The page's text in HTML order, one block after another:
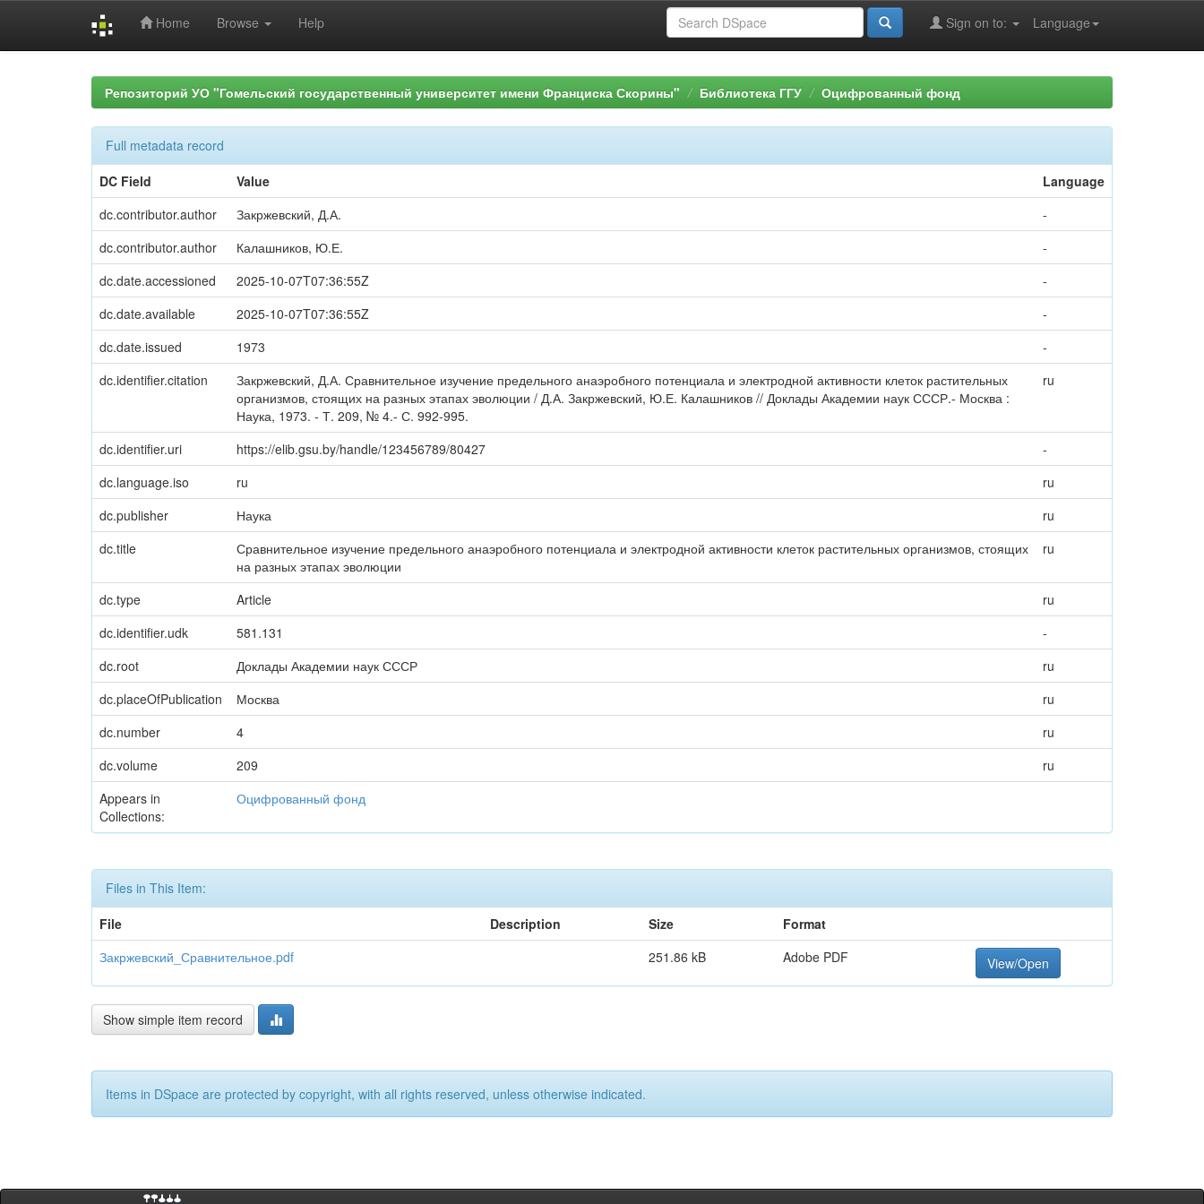
Home Browse Help Language
Sign on to:
Репозиторий УО "Гомельский государственный университет имени Франциска Скорины" Библиотека ГГУ Оцифрованный фонд
Full metadata record
DC Field
Value
Language
dc.contributor.author
Закржевский, Д.А.
-
dc.contributor.author
Калашников, Ю.Е.
-
dc.date.accessioned
2025-10-07T07:36:55Z
-
dc.date.available
2025-10-07T07:36:55Z
-
dc.date.issued
1973
-
dc.identifier.citation
Закржевский, Д.А. Сравнительное изучение предельного анаэробного потенциала и электродной активности клеток растительных
организмов, стоящих на разных этапах эволюции / Д.А. Закржевский, Ю.Е. Калашников // Доклады Академии наук СССР.- Москва :
Наука, 1973. - Т. 209, № 4.- С. 992-995.
ru
dc.identifier.uri https://elib.gsu.by/handle/123456789/80427
-
dc.language.iso
ru
ru
dc.publisher
Наука
ru
dc.title
Сравнительное изучение предельного анаэробного потенциала и электродной активности клеток растительных организмов, стоящих
на разных этапах эволюции
ru
dc.type Article
ru
dc.identifier.udk
581.131
-
dc.root
Доклады Академии наук СССР
ru
dc.placeOfPublication
Москва
ru
dc.number
4
ru
dc.volume
209
ru
Appears in
Collections:
Оцифрованный фонд
Files in This Item:
File
Description Size
Format
Закржевский_Сравнительное.pdf
251.86 kB Adobe PDF View/Open
Show simple item record
Items in DSpace are protected by copyright, with all rights reserved, unless otherwise indicated.